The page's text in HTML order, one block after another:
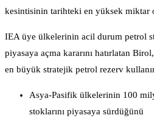
kesintisinin tarihteki en yüksek miktar
IEA üye ülkelerinin acil durum petrol
piyasaya açma kararını hatırlatan
en büyük stratejik petrol rezerv
Asya-Pasifik ülkelerinin 100
stoklarını piyasaya sürdüğünü